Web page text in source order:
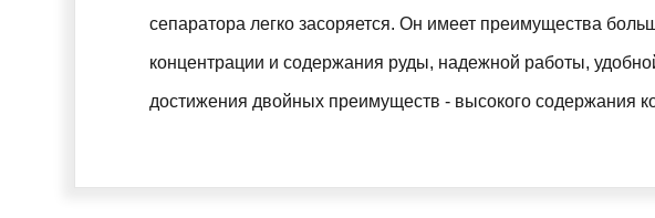
сепаратора легко засоряется. Он имеет преимущества
концентрации и содержания руды, надежной работы,
достижения двойных преимуществ - высокого содержания